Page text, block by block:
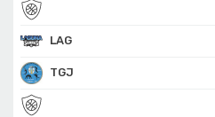
LAG
TGJ